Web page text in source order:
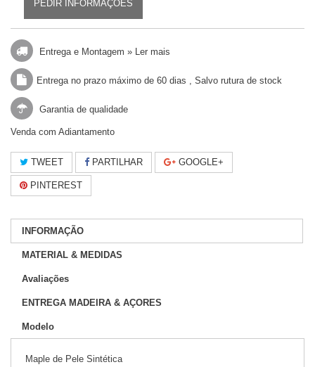
PEDIR INFORMAÇÕES
Entrega e Montagem » Ler mais
Entrega no prazo máximo de 60 dias , Salvo rutura de stock
Garantia de qualidade
Venda com Adiantamento
TWEET PARTILHAR GOOGLE+
PINTEREST
INFORMAÇÃO
MATERIAL & MEDIDAS
Avaliações
ENTREGA MADEIRA & AÇORES
Modelo
Maple de Pele Sintética